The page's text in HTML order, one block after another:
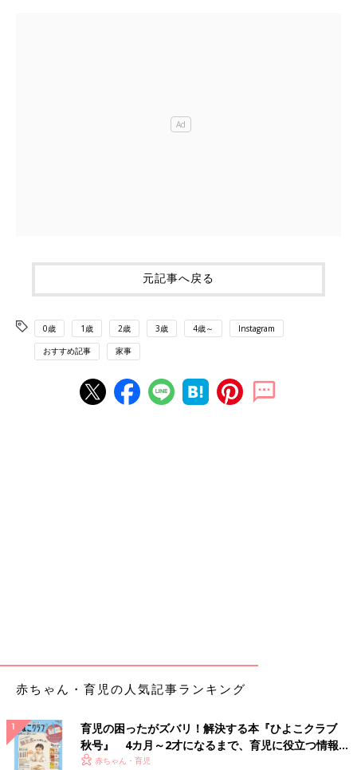
元記事へ戻る
0歳 1歳 2歳 3歳 4歳～ Instagram
おすすめ記事 家事
赤ちゃん・育児の人気記事ランキング
育児の困ったがズバリ！解決する本『ひよこクラブ
秋号』 4カ月～2才になるまで、育児に役立つ情報が
いっぱい！
赤ちゃん・育児